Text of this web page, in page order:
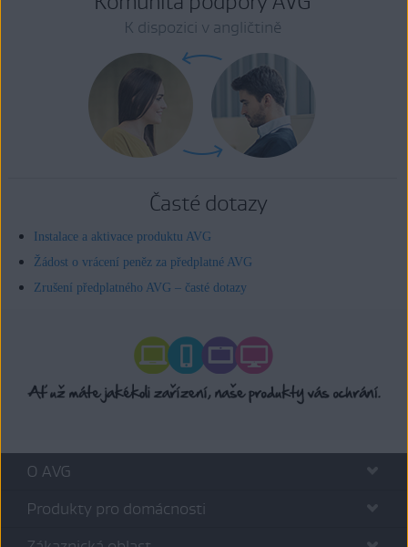
K dispozici v angličtině
Časté dotazy
Instalace a aktivace produktu AVG
Žádost o vrácení peněz za předplatné AVG
Zrušení předplatného AVG – časté dotazy
O AVG
Produkty pro domácnosti